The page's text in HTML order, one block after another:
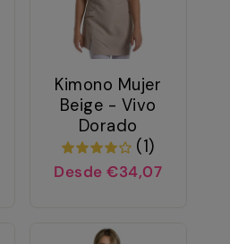
Kimono Mujer
Beige - Vivo
Dorado
(1)
Desde €34,07